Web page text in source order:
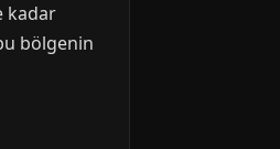
kadar
bölgenin